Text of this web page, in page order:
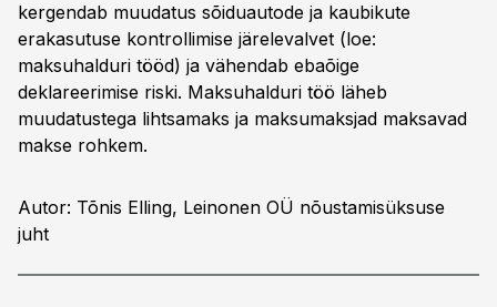
kergendab muudatus sõiduautode ja kaubikute
erakasutuse kontrollimise järelevalvet (loe:
maksuhalduri tööd) ja vähendab ebaõige
deklareerimise riski. Maksuhalduri töö läheb
muudatustega lihtsamaks ja maksumaksjad maksavad
makse rohkem.
Autor: Tõnis Elling, Leinonen OÜ nõustamisüksuse
juht